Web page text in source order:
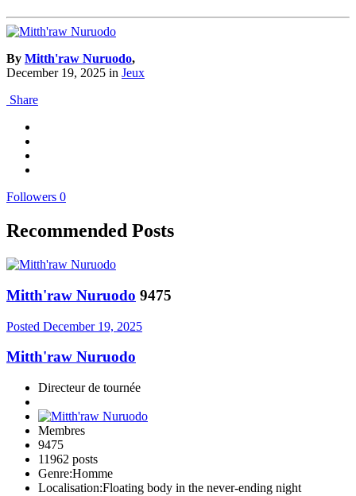
By Mitth'raw Nuruodo,
December 19, 2025 in Jeux
Share
Followers 0
Recommended Posts
Mitth'raw Nuruodo 9475
Posted December 19, 2025
Mitth'raw Nuruodo
Directeur de tournée
Membres
9475
11962 posts
Genre:Homme
Localisation:Floating body in the never-ending night